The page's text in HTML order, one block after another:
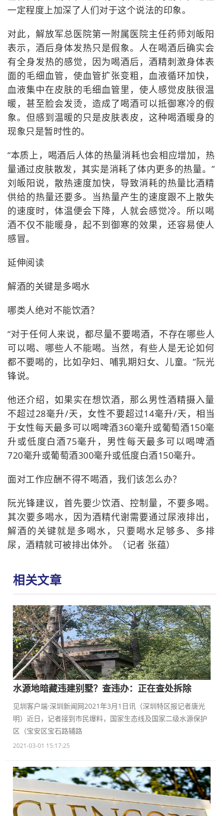
一定程度上加深了人们对于这个说法的印象。
对此，解放军总医院第一附属医院主任药师刘皈阳
表示，酒后身体发热只是假象。人在喝酒后确实会
有全身发热的感觉，因为喝酒后，酒精刺激身体表
面的毛细血管，使血管扩张变粗，血液循环加快，
血液集中在皮肤的毛细血管里，使人感觉皮肤很温
暖，甚至脸会发烫，造成了喝酒可以抵御寒冷的假
象。但感到温暖的只是皮肤表皮，这种喝酒暖身的
现象只是暂时性的。
“本质上，喝酒后人体的热量消耗也会相应增加，热
量通过皮肤散发，其实是消耗了体内更多的热量。”
刘皈阳说，散热速度加快，导致消耗的热量比酒精
供给的热量还要多。当热量产生的速度跟不上散失
的速度时，体温便会下降，人就会感觉冷。所以喝
酒不仅不能暖身，起不到御寒的效果，还容易使人
感冒。
延伸阅读
解酒的关键是多喝水
哪类人绝对不能饮酒？
“对于任何人来说，都尽量不要喝酒，不存在哪些人
可以喝、哪些人不能喝。当然，有些人是无论如何
都不要喝的，比如孕妇、哺乳期妇女、儿童。”阮光
锋说。
他还介绍，如果实在想饮酒，那么男性酒精摄入量
不超过28毫升/天，女性不要超过14毫升/天，相当
于女性每天最多可以喝啤酒360毫升或葡萄酒150毫
升或低度白酒75毫升，男性每天最多可以喝啤酒
720毫升或葡萄酒300毫升或低度白酒150毫升。
面对工作应酬不得不喝酒，我们该怎么办？
阮光锋建议，首先要少饮酒、控制量，不要多喝。
其次要多喝水，因为酒精代谢需要通过尿液排出，
解酒的关键就是多喝水，只要喝水足够多、多排
尿，酒精就可被排出体外。（记者 张蕴）
相关文章
水源地暗藏违建别墅？查违办：正在查处拆除
见圳客户端·深圳新闻网2021年3月1日讯（深圳特区报记者唐光
明）近日，记者接到市民爆料，国家生态线及国家二级水源保护
区（宝安区宝石路辅路
2021-03-01 15:17:25